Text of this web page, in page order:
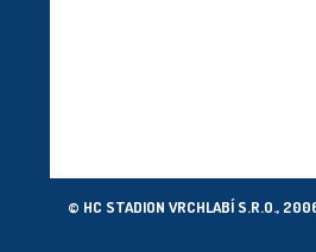
© HC STADION VRCHLABÍ S.R.O.,